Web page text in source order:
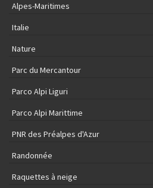
Alpes-Maritimes
Italie
Nature
Parc du Mercantour
Parco Alpi Liguri
Parco Alpi Marittime
PNR des Préalpes d'Azur
Randonnée
Raquettes à neige